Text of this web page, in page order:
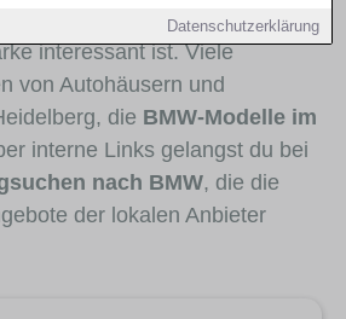
Datenschutzerklärung
zu sehen sind und für welche
interessant ist. Viele
von Autohäusern und
die BMW-Modelle im
interne Links gelangst du bei
nach BMW, die die
der lokalen Anbieter